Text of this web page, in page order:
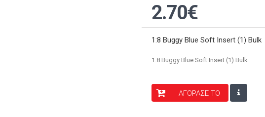
2.70€
1:8 Buggy Blue Soft Insert (1) Bulk
1:8 Buggy Blue Soft Insert (1) Bulk
ΑΓΟΡΑΣΕ ΤΟ